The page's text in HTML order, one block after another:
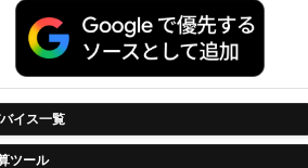
イス一覧
ツール